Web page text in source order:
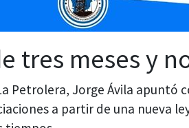
tres meses y
Petrolera, Jorge Ávila apuntó
a partir de una nueva